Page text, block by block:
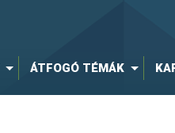
ÁTFOGÓ TÉMÁK